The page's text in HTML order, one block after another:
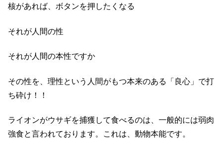
核があれば、ボタンを押したくなる
それが人間の性
それが人間の本性ですか
その性を、理性という人間がもつ本来のある「良心」で打
ち砕け！！
ライオンがウサギを捕獲して食べるのは、一般的には弱肉
強食と言われております。これは、動物本能です。